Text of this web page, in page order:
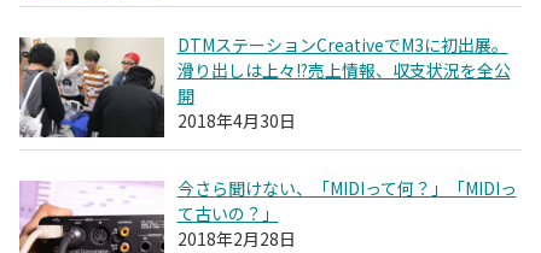
DTMステーションCreativeでM3に初出展。
滑り出しは上々!?売上情報、収支状況を全公
開
2018年4月30日
今さら聞けない、「MIDIって何？」「MIDIっ
て古いの？」
2018年2月28日